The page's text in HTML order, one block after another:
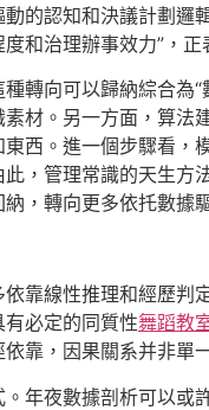
認知和決議計劃邏
和治理辦事效力”，
種轉向可以歸納綜合為
材。另一方面，算
西。進一個步驟看，
，管理常識的天生方
，轉向更多依托數據
靠線性推理和經歷
必定的同質性舞蹈教
靠，因果關系并非
年夜數據剖析可以